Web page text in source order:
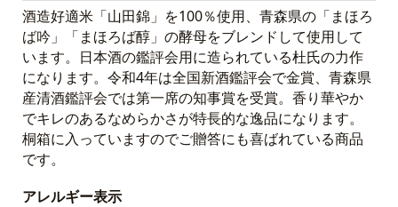
酒造好適米「山田錦」を100％使用、青森県の「まほろ
ば吟」「まほろば醇」の酵母をブレンドして使用して
います。日本酒の鑑評会用に造られている杜氏の力作
になります。令和4年は全国新酒鑑評会で金賞、青森県
産清酒鑑評会では第一席の知事賞を受賞。香り華やか
でキレのあるなめらかさが特長的な逸品になります。
桐箱に入っていますのでご贈答にも喜ばれている商品
です。
アレルギー表示